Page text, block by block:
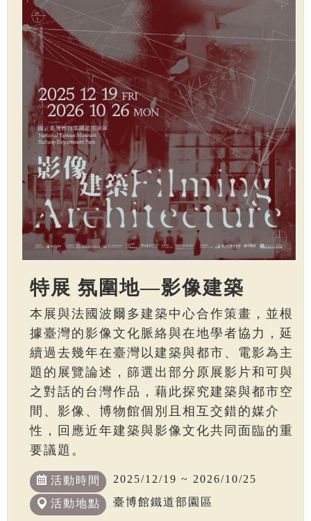
特展 氛圍地—影像建築
本展與法國波爾多建築中心合作策畫，並根
據臺灣的影像文化脈絡與在地學者協力，延
續過去幾年在臺灣以建築與都市、電影為主
題的展覽論述，篩選出部分原展影片和可與
之對話的台灣作品，藉此探究建築與都市空
間、影像、博物館個別且相互交錯的媒介
性，回應近年建築與影像文化共同面臨的重
要議題。
活動時間 2025/12/19 ~ 2026/10/25
活動地點 臺博館鐵道部園區